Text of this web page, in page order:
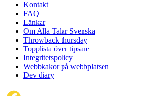
Kontakt
FAQ
Länkar
Om Alla Talar Svenska
Throwback thursday
Topplista över tipsare
Integritetspolicy
Webbkakor på webbplatsen
Dev diary